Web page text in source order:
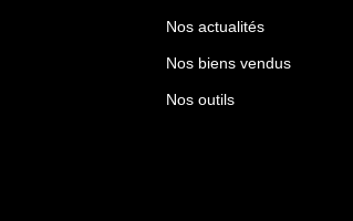
Nos actualités
Nos biens vendus
Nos outils